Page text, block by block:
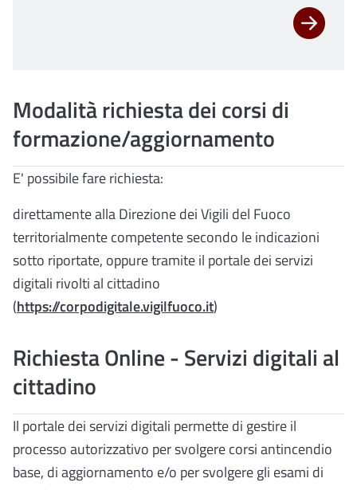
Modalità richiesta dei corsi di
formazione/aggiornamento
E' possibile fare richiesta:
direttamente alla Direzione dei Vigili del Fuoco
territorialmente competente secondo le indicazioni
sotto riportate, oppure tramite il portale dei servizi
digitali rivolti al cittadino
(https://corpodigitale.vigilfuoco.it)
Richiesta Online - Servizi digitali al
cittadino
Il portale dei servizi digitali permette di gestire il
processo autorizzativo per svolgere corsi antincendio
base, di aggiornamento e/o per svolgere gli esami di